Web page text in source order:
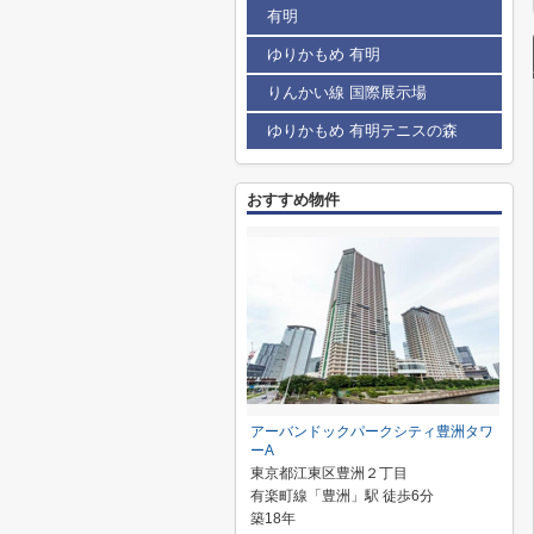
有明
ゆりかもめ 有明
りんかい線 国際展示場
ゆりかもめ 有明テニスの森
おすすめ物件
アーバンドックパークシティ豊洲タワ
ーA
東京都江東区豊洲２丁目
有楽町線「豊洲」駅 徒歩6分
築18年